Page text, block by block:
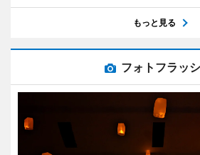
もっと見る
フォトフラッ